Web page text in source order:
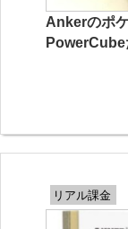
Ankerのポ
PowerCube
リアル課金